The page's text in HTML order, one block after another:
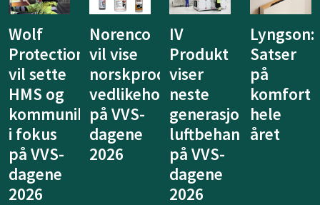
IV
Produkt
viser
neste
generasjon
luftbehandling
på VVS-
dagene
2026
Lyngson:
Satser
på
komfort
hele
året
Niprox
lanserer
nytt
system
for
legionellasikring
på VVS-
dagene
KE
Fibertec
vil vise
at
kan